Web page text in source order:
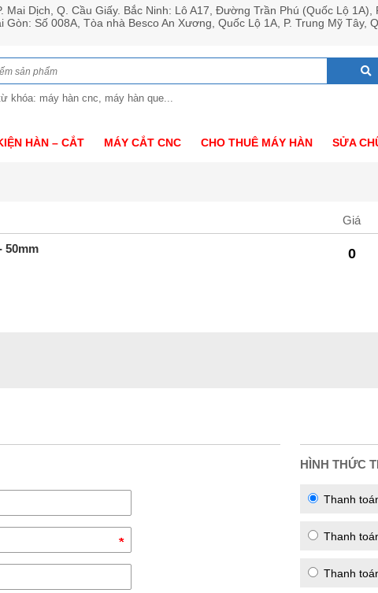
Mai Dịch, Q. Cầu Giấy. Bắc Ninh: Lô A17, Đường Trần Phú (Quốc Lộ
Số 008A, Tòa nhà Besco An Xương, Quốc Lộ 1A, P. Trung Mỹ Tây,
khóa: máy hàn cnc, máy hàn que...
HÀN – CẮT MÁY CẮT CNC CHO THUÊ MÁY HÀN SỬA
Giá
50mm 0
HÌNH THỨC
Thanh
Thanh
Thanh